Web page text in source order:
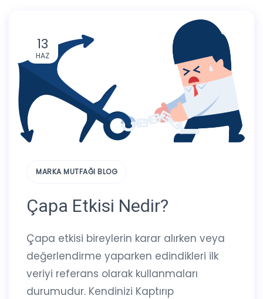
13
HAZ
MARKA MUTFAĞI BLOG
Çapa Etkisi Nedir?
Çapa etkisi bireylerin karar alırken veya
değerlendirme yaparken edindikleri ilk
veriyi referans olarak kullanmaları
durumudur. Kendinizi Kaptırıp